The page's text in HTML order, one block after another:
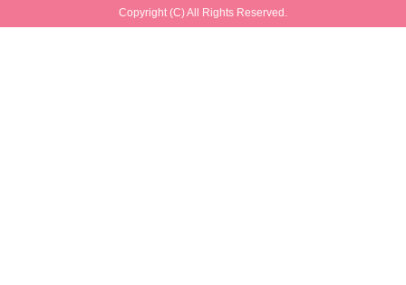
Copyright (C) All Rights Reserved.